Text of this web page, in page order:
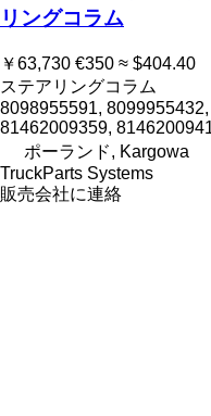
リングコラム
￥63,730 €350 ≈ $404.40
ステアリングコラム
8098955591,
81462009359,
ポーランド, Kargowa
TruckParts Systems
販売会社に連絡